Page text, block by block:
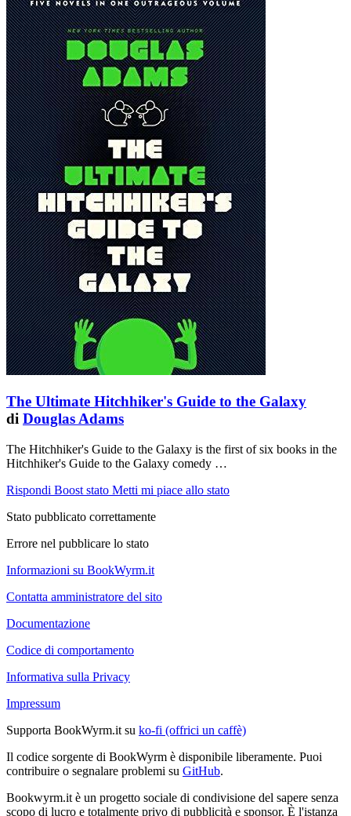
The Ultimate Hitchhiker's Guide to the Galaxy
di Douglas Adams
The Hitchhiker's Guide to the Galaxy is the first of six books in the
Hitchhiker's Guide to the Galaxy comedy …
Rispondi Boost stato Metti mi piace allo stato
Stato pubblicato correttamente
Errore nel pubblicare lo stato
Informazioni su BookWyrm.it
Contatta amministratore del sito
Documentazione
Codice di comportamento
Informativa sulla Privacy
Impressum
Supporta BookWyrm.it su ko-fi (offrici un caffè)
Il codice sorgente di BookWyrm è disponibile liberamente. Puoi
contribuire o segnalare problemi su GitHub.
Bookwyrm.it è un progetto sociale di condivisione del sapere senza
scopo di lucro e totalmente privo di pubblicità e sponsor. È l'istanza